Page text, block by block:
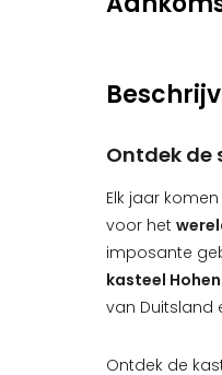
Ontdek de
Elk jaar
voor het
imposante
kasteel
van Duitsland
Ontdek de